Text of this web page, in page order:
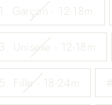
Garçon - 12-18m
Unisexe - 12-18m
Fille - 18-24m